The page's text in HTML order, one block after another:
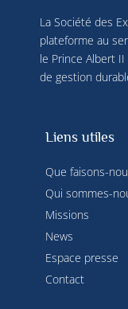
géolocalisation
Vous pouvez
cliquant sur «
pages de ce
La Société des
plateforme au
le Prince Albert
de gestion
Liens utiles
Que faisons-
Qui sommes-
Missions
News
Espace presse
Contact